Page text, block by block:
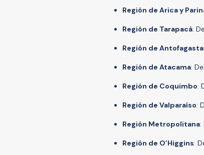
Región de Arica y
Región de Tarapacá:
Región de Antofagasta
Región de Atacama:
Región de Coquimbo:
Región de Valparaíso:
Región Metropolitana:
Región de O’Higgins: